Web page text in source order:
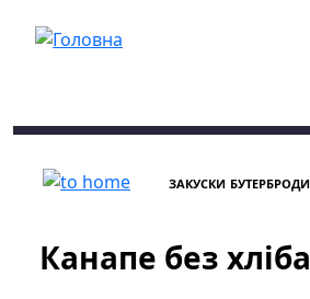
ЗАКУСКИ БУТЕРБРОДИ
Канапе без хліба